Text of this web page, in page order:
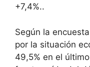
+7,4%..
Según la
por la situación
49,5% en el